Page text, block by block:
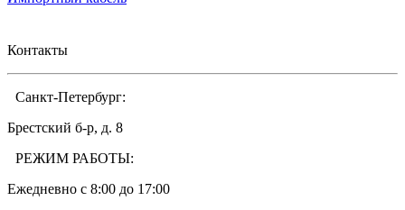
Контакты
Санкт-Петербург:
Брестский б-р, д. 8
РЕЖИМ РАБОТЫ:
Ежедневно c 8:00 до 17:00